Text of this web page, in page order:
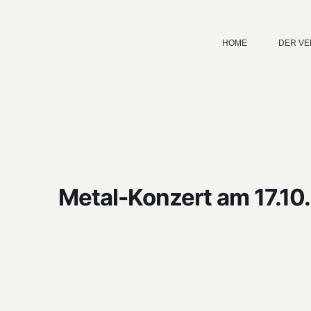
HOME DER
Metal-Konzert am